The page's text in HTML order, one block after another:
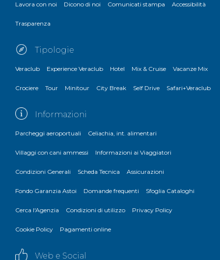
Lavora con noi Dicono di noi Comunicati stampa Accessibilità
Trasparenza
Tipologie
Veraclub Experience Veraclub Hotel Mix & Cruise Vacanze Mix
Crociere Tour Minitour City Break Self Drive Safari+Veraclub
Informazioni
Parcheggi aeroportuali Celiachia, int. alimentari
Villaggi con cani ammessi Informazioni ai Viaggiatori
Condizioni Generali Scheda Tecnica Assicurazioni
Fondo Garanzia Astoi Domande frequenti Sfoglia Cataloghi
Cerca l'Agenzia Condizioni di utilizzo Privacy Policy
Cookie Policy Pagamenti online
Web e Social